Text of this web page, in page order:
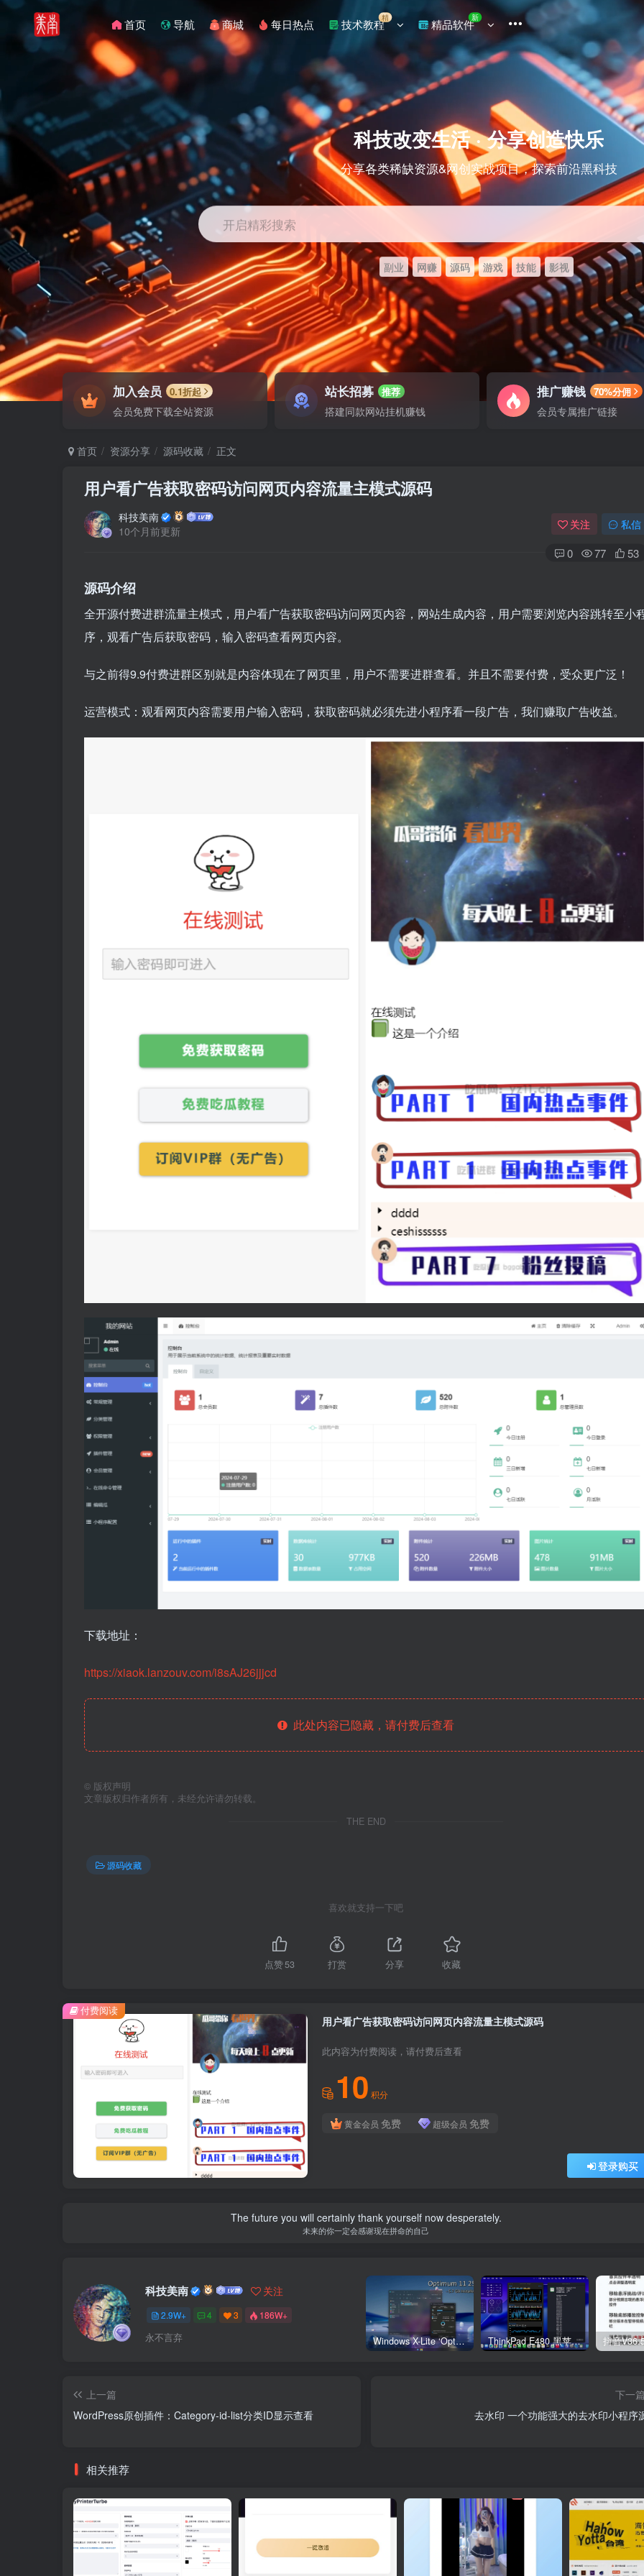
首页 导航 商城 每日热点 技术教程精 精品软件新
科技改变生活 · 分享创造快乐
分享各类稀缺资源&网创实战项目，探索前沿黑科技
开启精彩搜索
副业 网赚 源码 游戏 技能 影视
加入会员 0.1折起
会员免费下载全站资源
站长招募 推荐
搭建同款网站挂机赚钱
推广赚钱 70%分佣
会员专属推广链接
首页 资源分享 源码收藏 正文
用户看广告获取密码访问网页内容流量主模式源码
科技美南
10个月前更新
关注 私信
0 77 53
源码介绍
全开源付费进群流量主模式，用户看广告获取密码访问网页内容，网站生成内容，用户需要浏览内容跳转至小
序，观看广告后获取密码，输入密码查看网页内容。
与之前得9.9付费进群区别就是内容体现在了网页里，用户不需要进群查看。并且不需要付费，受众更广泛！
运营模式：观看网页内容需要用户输入密码，获取密码就必须先进小程序看一段广告，我们赚取广告收益。
下载地址：
https://xiaok.lanzouv.com/i8sAJ26jjjcd
此处内容已隐藏，请付费后查看
© 版权声明
文章版权归作者所有，未经允许请勿转载。
THE END
源码收藏
喜欢就支持一下吧
点赞53 打赏 分享 收藏
用户看广告获取密码访问网页内容流量主模式源码
此内容为付费阅读，请付费后查看
10 积分
黄金会员 免费 超级会员 免费
登录购买
付费阅读
The future you will certainly thank yourself now desperately.
未来的你一定会感谢现在拼命的自己
科技美南 关注
2.9W+ 4 3 186W+
永不言弃 Windows X-Lite ‘Optimum 11’ 25H2 Pro v2 ThinkPad E480 黑苹果完美Tahoe的EFI分享（2026.03.01更新） 抖音
上一篇
WordPress原创插件：Category-id-list分类ID显示查看
下一
去水印 一个功能强大的去水印小程序
相关推荐